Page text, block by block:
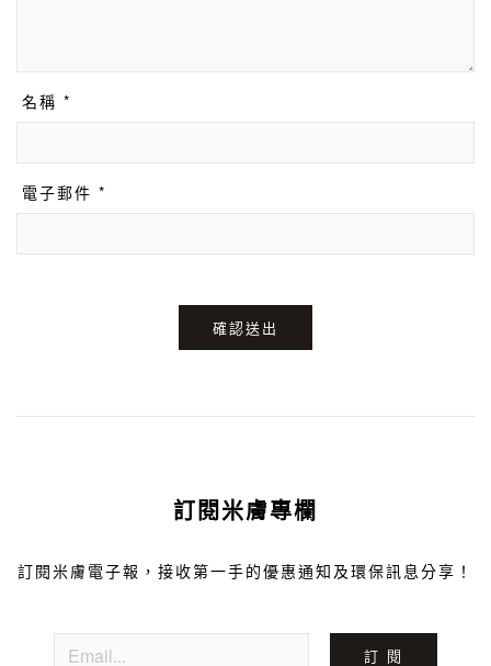
名稱 *
電子郵件 *
確認送出
訂閱米膚專欄
訂閱米膚電子報，接收第一手的優惠通知及環保訊息分享！
訂 閱